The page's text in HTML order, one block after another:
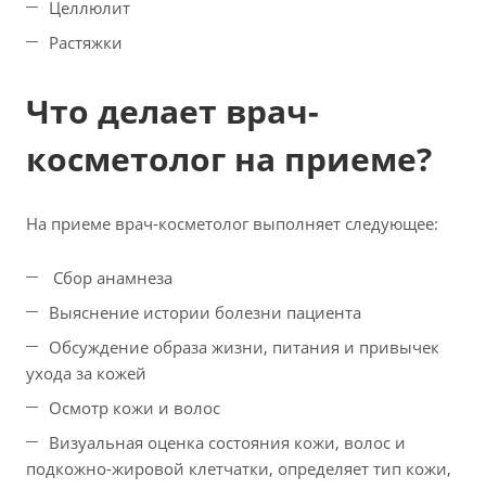
Целлюлит
Растяжки
Что делает врач-
косметолог на приеме?
На приеме врач-косметолог выполняет следующее:
Сбор анамнеза
Выяснение истории болезни пациента
Обсуждение образа жизни, питания и привычек
ухода за кожей
Осмотр кожи и волос
Визуальная оценка состояния кожи, волос и
подкожно-жировой клетчатки, определяет тип кожи,